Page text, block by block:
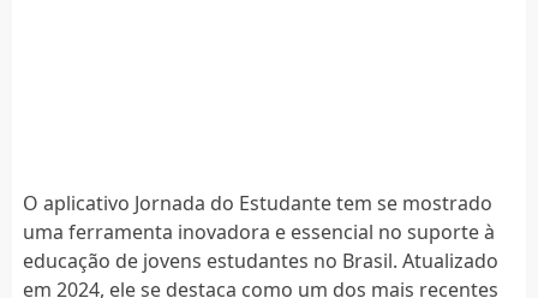
O aplicativo Jornada do Estudante tem se mostrado
uma ferramenta inovadora e essencial no suporte à
educação de jovens estudantes no Brasil. Atualizado
em 2024, ele se destaca como um dos mais recentes